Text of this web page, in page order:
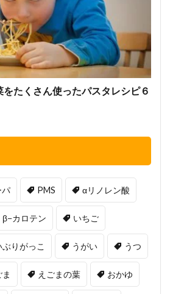
たくさん使ったパスタレシピ６
パ PMS αリノレン酸
β−カロテン いちご
ぶりがっこ うがい うつ
えごまの葉 おかゆ